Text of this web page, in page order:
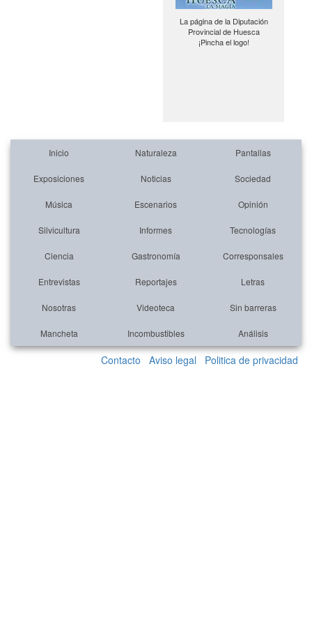
La página de la Diputación
Provincial de Huesca
¡Pincha el logo!
Inicio Naturaleza Pantallas
Exposiciones Noticias Sociedad
Música Escenarios Opinión
Silvicultura Informes Tecnologías
Ciencia Gastronomía Corresponsales
Entrevistas Reportajes Letras
Nosotras Videoteca Sin barreras
Mancheta Incombustibles Análisis
Contacto Aviso legal Politica de privacidad